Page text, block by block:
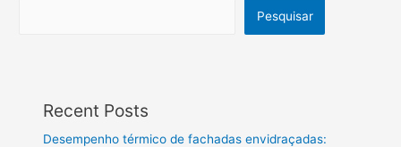
Pesquisar
Recent Posts
Desempenho térmico de fachadas envidraçadas: